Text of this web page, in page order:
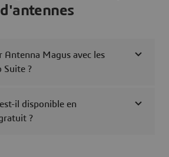
d'antennes
Antenna Magus avec les
Suite ?
il disponible en
?